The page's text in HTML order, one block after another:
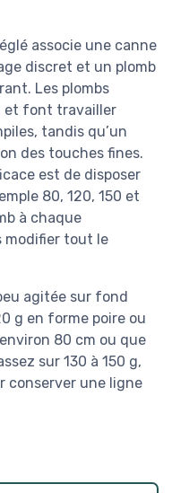
associe une canne
discret et un plomb
Les plombs
et font travailler
tandis qu’un
des touches fines.
est de disposer
80, 120, 150 et
à chaque
modifier tout le
agitée sur fond
g en forme poire ou
80 cm ou que
sur 130 à 150 g,
conserver une ligne